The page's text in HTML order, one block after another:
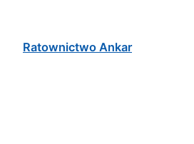
Ratownictwo Ankar